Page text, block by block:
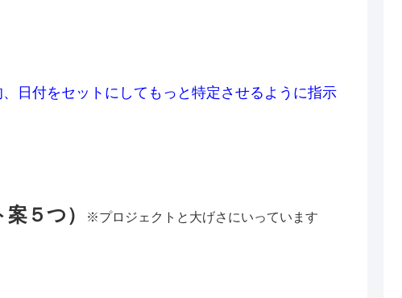
日付をセットにしてもっと特定させるように指示
５つ） ※プロジェクトと大げさにいっています